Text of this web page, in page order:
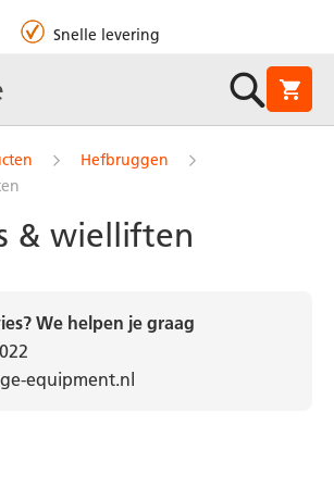
Snelle levering
Zoek
Hefbruggen
& wielliften
We helpen je graag
equipment.nl